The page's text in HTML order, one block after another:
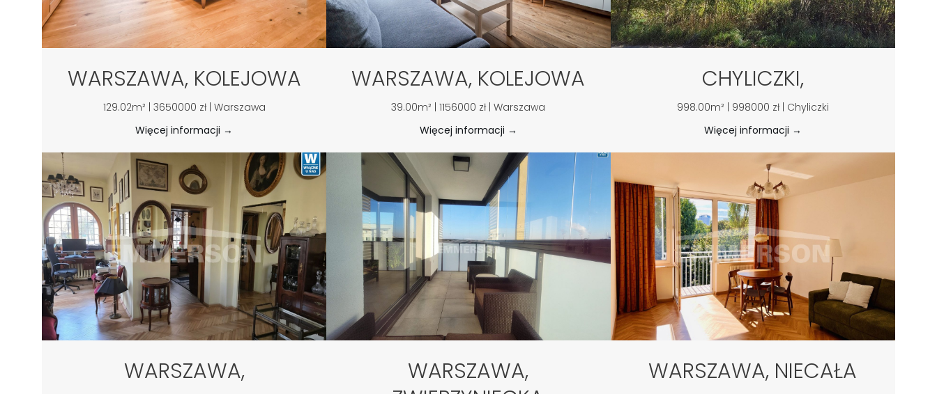
WARSZAWA, KOLEJOWA
129.02m² | 3650000 zł | Warszawa
Więcej informacji →
WARSZAWA, KOLEJOWA
39.00m² | 1156000 zł | Warszawa
Więcej informacji →
CHYLICZKI,
998.00m² | 998000 zł | Chyliczki
Więcej informacji →
WARSZAWA,
WARSZAWA,
WARSZAWA, NIECAŁA